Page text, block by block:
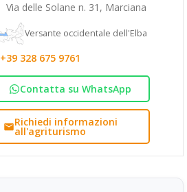
Via delle Solane n. 31, Marciana
Versante occidentale dell'Elba
+39 328 675 9761
Contatta su WhatsApp
Richiedi informazioni
all'agriturismo